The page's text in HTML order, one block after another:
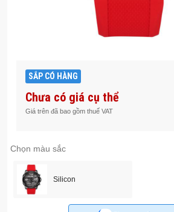
SẮP CÓ HÀNG
Chưa có giá cụ thể
Giá trên đã bao gồm thuế VAT
Chọn màu sắc
Silicon